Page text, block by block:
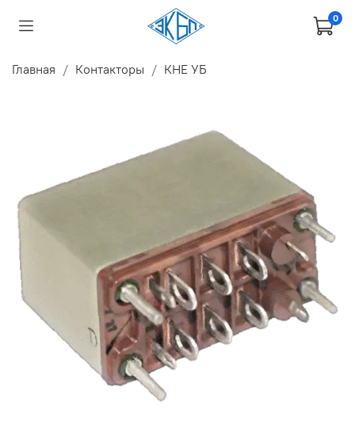
0
Главная Контакторы КНЕ УБ